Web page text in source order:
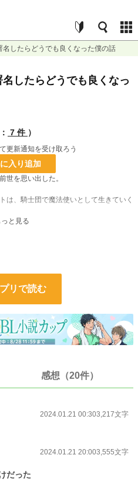
名したらどうでも良くなった僕の話
したらどうでも良くなっ
7 件 ）
更新通知を受け取ろう
入り追加
世を思い出した。
は、騎士団で魔法使いとして生きていく
追加します。
リで読む
感想（20件）
2024.01.21 00:303,217文字
2024.01.21 20:003,555文字
だった